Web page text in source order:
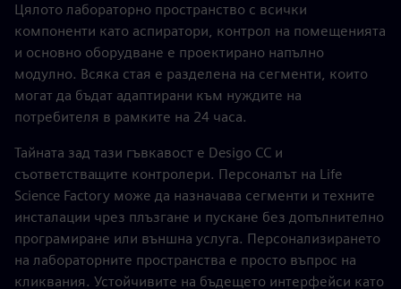
Цялото лабораторно пространство с всички
компоненти като аспиратори, контрол на помещенията
и основно оборудване е проектирано напълно
модулно. Всяка стая е разделена на сегменти, които
могат да бъдат адаптирани към нуждите на
потребителя в рамките на 24 часа.
Тайната зад тази гъвкавост е Desigo CC и
съответстващите контролери. Персоналът на Life
Science Factory може да назначава сегменти и техните
инсталации чрез плъзгане и пускане без допълнително
програмиране или външна услуга. Персонализирането
на лабораторните пространства е просто въпрос на
кликвания. Устойчивите на бъдещето интерфейси като